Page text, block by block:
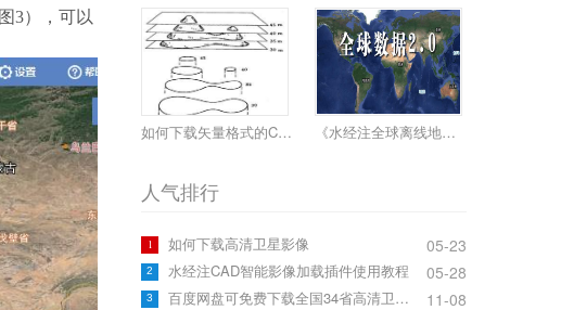
如何下载矢量格式的CAD等高线 《水经注全球离线地图2.0》发布
人气排行
05-23
1 如何下载高清卫星影像
05-28
2 水经注CAD智能影像加载插件使用教程
11-08
3 百度网盘可免费下载全国34省高清卫星影像啦！
3），可以